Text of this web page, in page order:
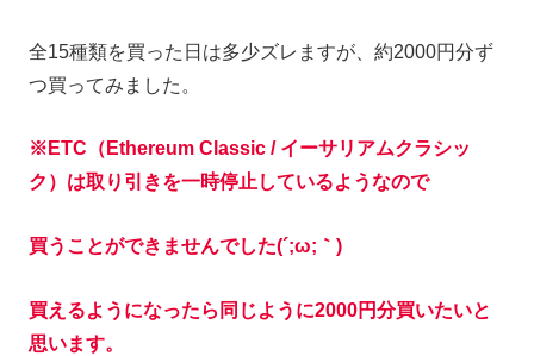
全15種類を買った日は多少ズレますが、約2000円分ず
つ買ってみました。
※ ETC（Ethereum Classic / イーサリアムクラシッ
ク）は取り引きを一時停止しているようなので
買うことができませんでした(´;ω;｀)
買えるようになったら同じように2000円分買いたいと
思います。